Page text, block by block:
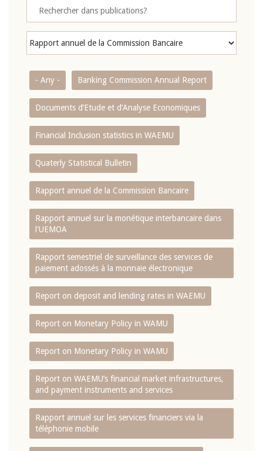
- Any - Banking Commission Annual Report
Documents d’Etude et d’Analyse Economiques
Financial Inclusion statistics in WAEMU
Quaterly Statistical Bulletin
Rapport annuel de la Commission Bancaire
Rapport annuel sur la monétique interbancaire dans
l'UEMOA
Rapport semestriel de surveillance des services de
paiement adossés à la monnaie électronique
Report on deposit and lending rates in WAEMU
Report on Monetary Policy in WAMU
Report on Monetary Policy in WAMU
Report on WAEMU’s financial market infrastructures,
and payment instruments and services
Rapport annuel sur les services financiers via la
téléphonie mobile